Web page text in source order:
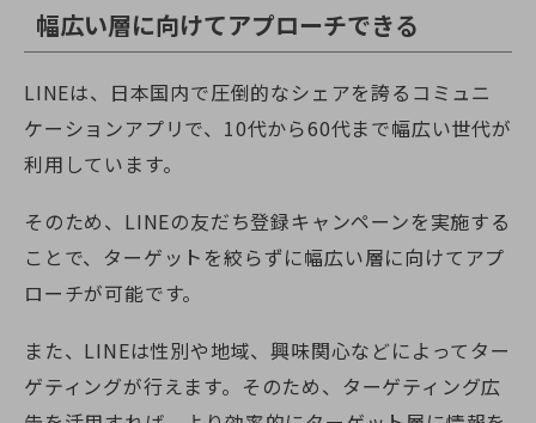
幅広い層に向けてアプローチできる
LINEは、日本国内で圧倒的なシェアを誇るコミュニ
ケーションアプリで、10代から60代まで幅広い世代が
利用しています。
そのため、LINEの友だち登録キャンペーンを実施する
ことで、ターゲットを絞らずに幅広い層に向けてアプ
ローチが可能です。
また、LINEは性別や地域、興味関心などによってター
ゲティングが行えます。そのため、ターゲティング広